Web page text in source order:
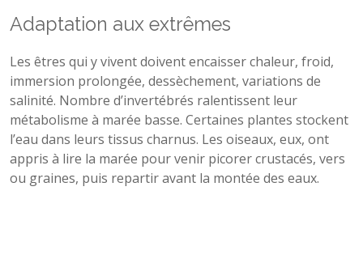
Adaptation aux extrêmes
Les êtres qui y vivent doivent encaisser chaleur, froid,
immersion prolongée, dessèchement, variations de
salinité. Nombre d’invertébrés ralentissent leur
métabolisme à marée basse. Certaines plantes stockent
l’eau dans leurs tissus charnus. Les oiseaux, eux, ont
appris à lire la marée pour venir picorer crustacés, vers
ou graines, puis repartir avant la montée des eaux.